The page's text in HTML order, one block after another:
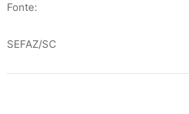
Fonte:
SEFAZ/SC